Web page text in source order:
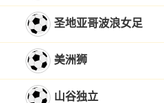
圣地亚哥波浪女足
美洲狮
山谷独立